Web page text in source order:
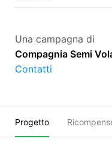
Una campagna di
Compagnia Semi
Contatti
Progetto